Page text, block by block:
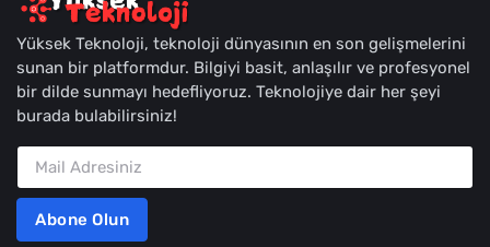
Yüksek Teknoloji, teknoloji dünyasının en son gelişmelerini
sunan bir platformdur. Bilgiyi basit, anlaşılır ve profesyonel
bir dilde sunmayı hedefliyoruz. Teknolojiye dair her şeyi
burada bulabilirsiniz!
Abone Olun